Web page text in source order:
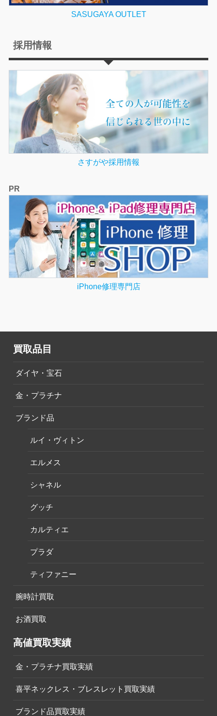
SASUGAYA OUTLET
採用情報
さすがや採用情報
PR
iPhone修理専門店
買取品目
ダイヤ・宝石
金・プラチナ
ブランド品
ルイ・ヴィトン
エルメス
シャネル
グッチ
カルティエ
プラダ
ティファニー
腕時計買取
お酒買取
高値買取実績
金・プラチナ買取実績
喜平ネックレス・ブレスレット買取実績
ブランド品買取実績